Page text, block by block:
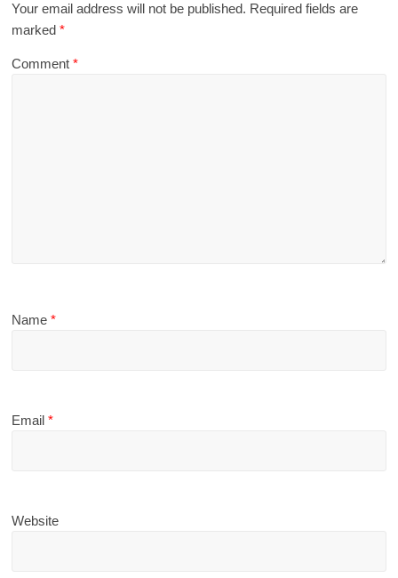
Your email address will not be published. Required fields are
marked*
Comment*
Name*
Email*
Website